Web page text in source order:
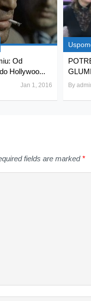
Od
Hollywoo...
Jan 1, 2016 By
fields are marked *